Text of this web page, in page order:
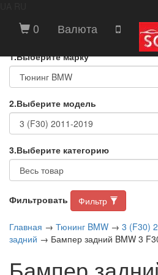
0 Валюта
ВЫБЕРИТЕ МАРКУ
АВТОМОБИЛЯ
1.Выберите марку
2.Выберите модель
3.Выберите категорию
Фильтровать Фильтр
Главная → Тюнинг BMW → 3 (F30)
задний → Бампер задний BMW 3